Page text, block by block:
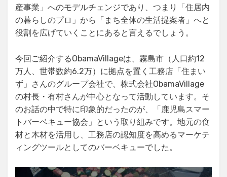
産事業」へのモデルチェンジであり、つまり「住居内
の暮らしのプロ」から「まち全体の生活提案者」へと
役割を広げていくことにあると言えるでしょう。
今回ご紹介するObamaVillageは、霧島市（人口約12
万人、世帯数約6.2万）に拠点を置く工務店「住まい
ず」さんのグループ会社で、株式会社ObamaVillage
の村長・有村さんが中心となって活動しています。そ
のお話の中で特に印象的だったのが、「鹿児島スマー
トバーベキュー協会」という取り組みです。地元の食
材と木材を活用し、工務店の認知度を高めるマーケテ
ィングツールとしてのバーベキューでした。